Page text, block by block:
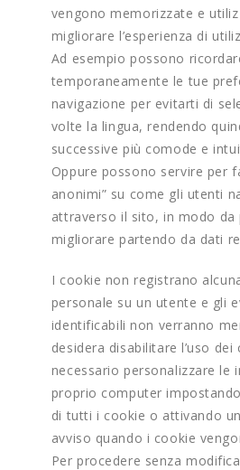
vengono memorizzate e
migliorare l’esperienza di
Ad esempio possono
temporaneamente le tue
navigazione per evitarti di
volte la lingua, rendendo
successive più comode e
Oppure possono servire per
anonimi” su come gli utenti
attraverso il sito, in modo da
migliorare partendo da dati
I cookie non registrano
personale su un utente e gli
identificabili non verranno
desidera disabilitare l’uso dei
necessario personalizzare le
proprio computer
di tutti i cookie o attivando
avviso quando i cookie
Per procedere senza